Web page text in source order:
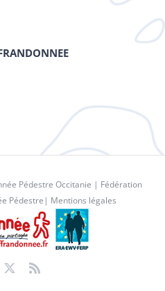
Pédestre Occitanie | Fédération
Pédestre | Mentions légales